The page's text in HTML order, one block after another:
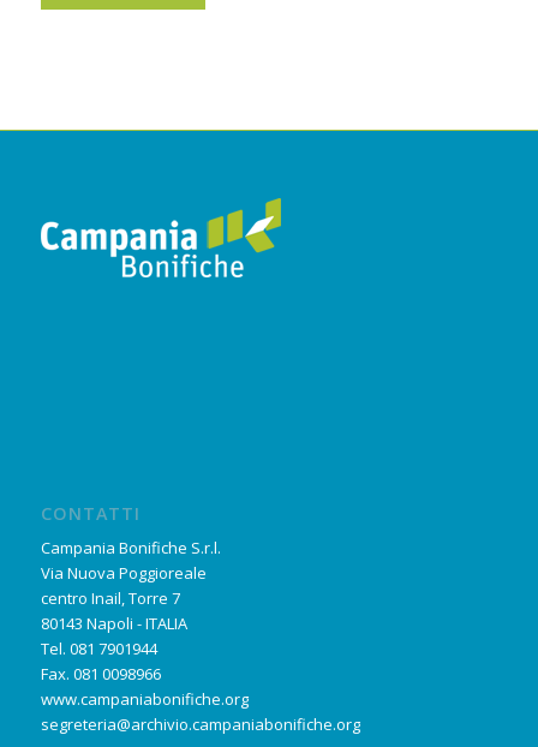
CONTATTI
Campania Bonifiche S.r.l.
Via Nuova Poggioreale
centro Inail, Torre 7
80143 Napoli - ITALIA
Tel. 081 7901944
Fax. 081 0098966
www.campaniabonifiche.org
segreteria@archivio.campaniabonifiche.org